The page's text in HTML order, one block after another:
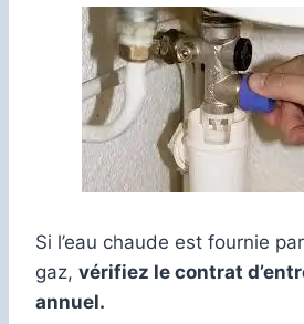
Si l’eau chaude est fournie
gaz, vérifiez le contrat
annuel.